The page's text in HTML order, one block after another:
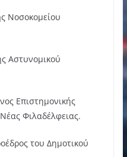
Νοσοκομείου
Αστυνομικού
Επιστημονικής
Φιλαδέλφειας.
του Δημοτικού